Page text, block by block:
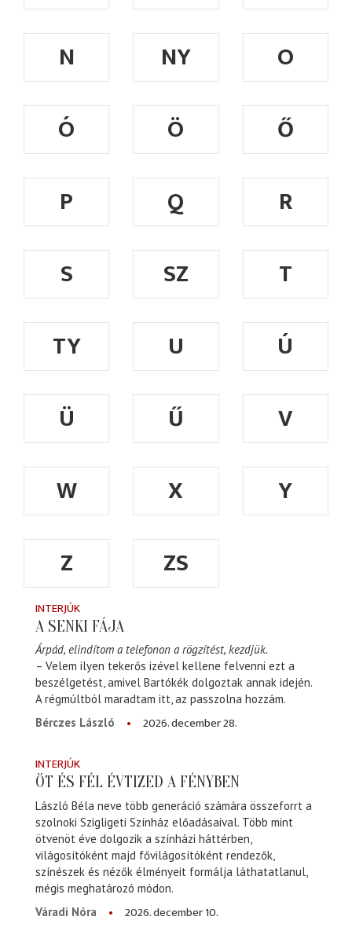
N
NY
O
Ó
Ö
Ő
P
Q
R
S
SZ
T
TY
U
Ú
Ü
Ű
V
W
X
Y
Z
ZS
INTERJÚK
A SENKI FÁJA
Árpád, elindítom a telefonon a rögzítést, kezdjük.
– Velem ilyen tekerős izével kellene felvenni ezt a
beszélgetést, amivel Bartókék dolgoztak annak idején.
A régmúltból maradtam itt, az passzolna hozzám.
Bérczes László
2026. december 28.
INTERJÚK
ÖT ÉS FÉL ÉVTIZED A FÉNYBEN
László Béla neve több generáció számára összeforrt a
szolnoki Szigligeti Színház előadásaival. Több mint
ötvenöt éve dolgozik a színházi háttérben,
világosítóként majd fővilágosítóként rendezők,
színészek és nézők élményeit formálja láthatatlanul,
mégis meghatározó módon.
Váradi Nóra
2026. december 10.